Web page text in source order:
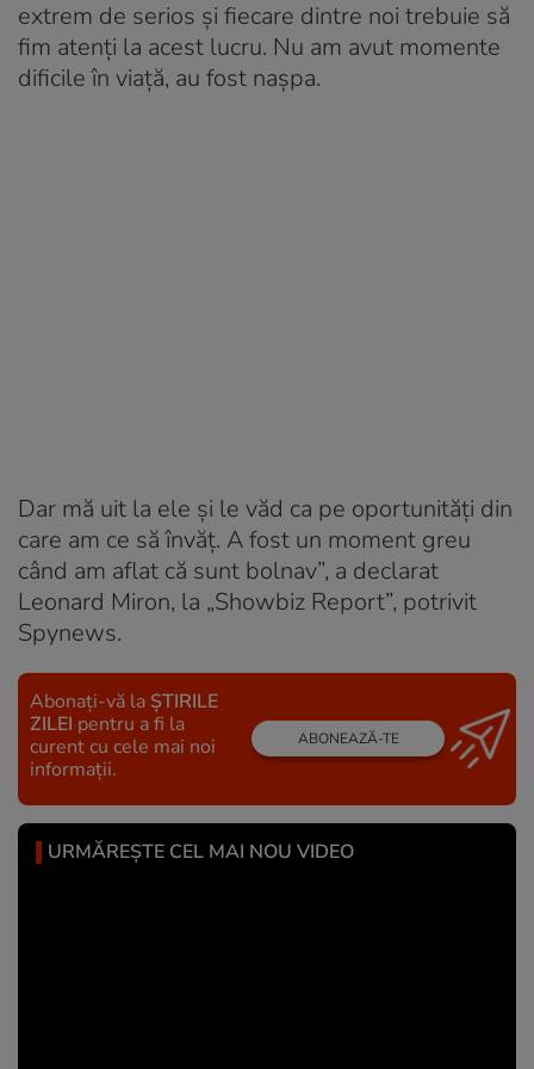
extrem de serios și fiecare dintre noi trebuie să
fim atenți la acest lucru. Nu am avut momente
dificile în viață, au fost nașpa.
Dar mă uit la ele și le văd ca pe oportunități din
care am ce să învăț. A fost un moment greu
când am aflat că sunt bolnav”, a declarat
Leonard Miron, la „Showbiz Report”, potrivit
Spynews.
Abonați-vă la ȘTIRILE
ZILEI pentru a fi la
curent cu cele mai noi
informații.
ABONEAZĂ-TE
URMĂREȘTE CEL MAI NOU VIDEO